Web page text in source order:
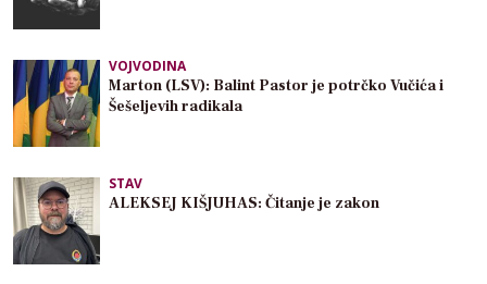
VOJVODINA
Marton (LSV): Balint Pastor je potrčko Vučića i
Šešeljevih radikala
STAV
ALEKSEJ KIŠJUHAS: Čitanje je zakon